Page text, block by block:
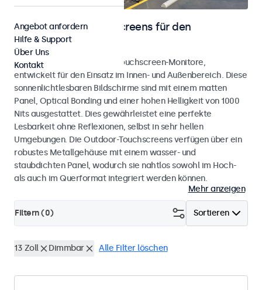
Monitore und Touchscreens für den
Außenbereich
Wetterfeste Monitore und Touchscreen-Monitore,
entwickelt für den Einsatz im Innen- und Außenbereich. Diese
sonnenlichtlesbaren Bildschirme sind mit einem matten
Panel, Optical Bonding und einer hohen Helligkeit von 1000
Nits ausgestattet. Dies gewährleistet eine perfekte
Lesbarkeit ohne Reflexionen, selbst in sehr hellen
Umgebungen. Die Outdoor-Touchscreens verfügen über ein
robustes Metallgehäuse mit einem wasser- und
staubdichten Panel, wodurch sie nahtlos sowohl im Hoch-
als auch im Querformat integriert werden können.
Mehr anzeigen
Sortieren
Filtern (0)
13 Zoll Dimmbar Alle Filter löschen
Angebot anfordern
Hilfe & Support
Über Uns
Kontakt